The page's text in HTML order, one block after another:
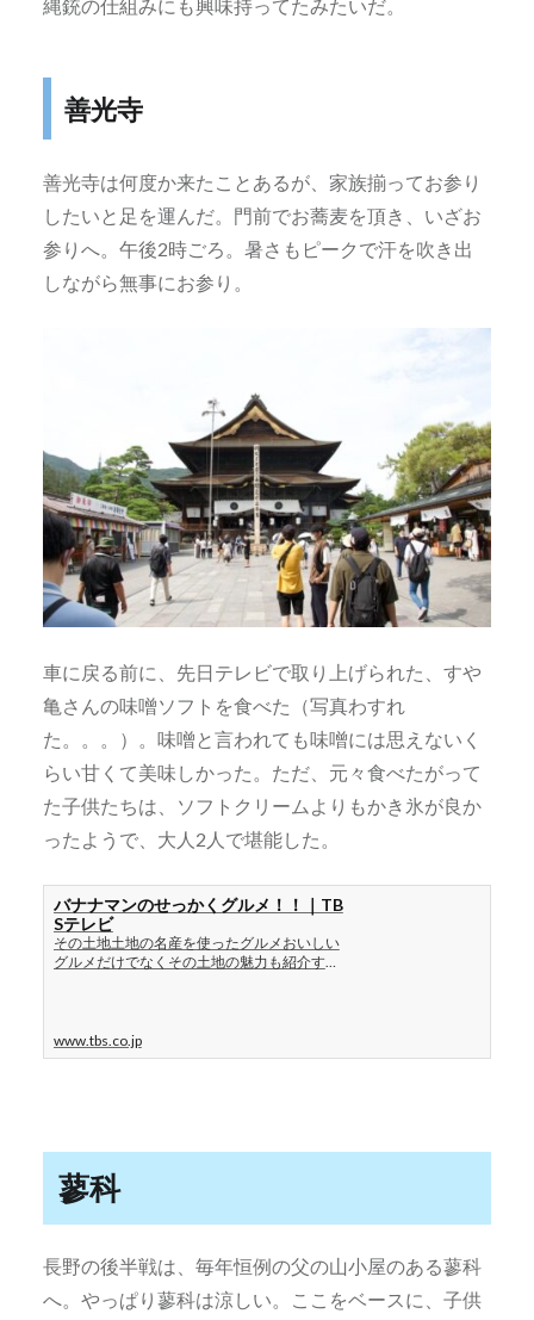
縄銃の仕組みにも興味持ってたみたいだ。
善光寺
善光寺は何度か来たことあるが、家族揃ってお参り
したいと足を運んだ。門前でお蕎麦を頂き、いざお
参りへ。午後2時ごろ。暑さもピークで汗を吹き出
しながら無事にお参り。
車に戻る前に、先日テレビで取り上げられた、すや
亀さんの味噌ソフトを食べた（写真わすれ
た。。。）。味噌と言われても味噌には思えないく
らい甘くて美味しかった。ただ、元々食べたがって
た子供たちは、ソフトクリームよりもかき氷が良か
ったようで、大人2人で堪能した。
バナナマンのせっかくグルメ！！｜TB
Sテレビ
その土地土地の名産を使ったグルメおいしい
グルメだけでなくその土地の魅力も紹介す
www.tbs.co.jp
蓼科
長野の後半戦は、毎年恒例の父の山小屋のある蓼科
へ。やっぱり蓼科は涼しい。ここをベースに、子供